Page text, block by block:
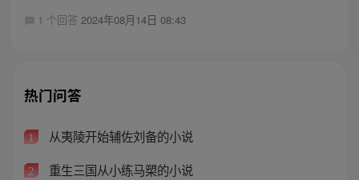
1 个回答 2024年08月14日 08:43
热门问答
1 从夷陵开始辅佐刘备的小说
2 重生三国从小练马槊的小说